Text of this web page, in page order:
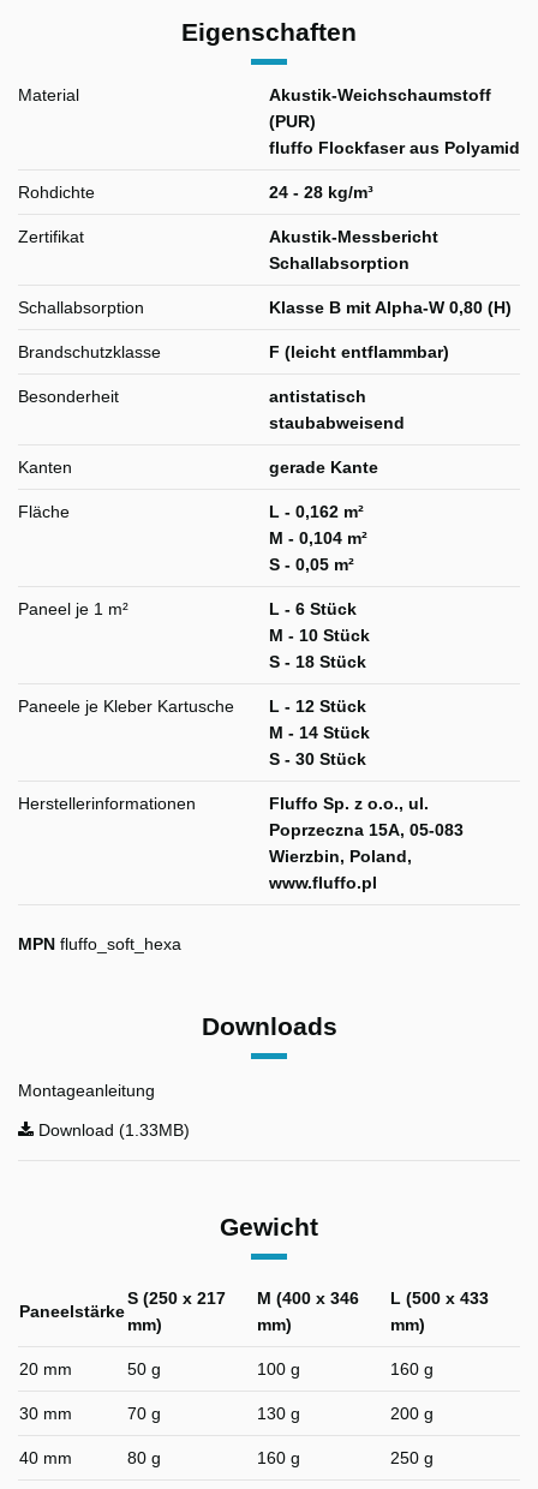
Eigenschaften
Material
Akustik-Weichschaumstoff
(PUR)
fluffo Flockfaser aus Polyamid
Rohdichte 24 - 28 kg/m³
Zertifikat
Akustik-Messbericht
Schallabsorption
Schallabsorption Klasse B mit Alpha-W 0,80 (H)
Brandschutzklasse F (leicht entflammbar)
Besonderheit
antistatisch
staubabweisend
Kanten gerade Kante
Fläche
L - 0,162 m²
M - 0,104 m²
S - 0,05 m²
Paneel je 1 m²
L - 6 Stück
M - 10 Stück
S - 18 Stück
Paneele je Kleber Kartusche
L - 12 Stück
M - 14 Stück
S - 30 Stück
Herstellerinformationen
Fluffo Sp. z o.o., ul.
Poprzeczna 15A, 05-083
Wierzbin, Poland,
www.fluffo.pl
MPN fluffo_soft_hexa
Downloads
Montageanleitung
Download (1.33MB)
Gewicht
Paneelstärke
S (250 x 217
mm)
M (400 x 346
mm)
L (500 x 433
mm)
20 mm 50 g 100 g 160 g
30 mm 70 g 130 g 200 g
40 mm 80 g 160 g 250 g